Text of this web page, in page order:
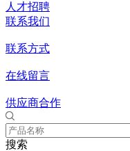
人才招聘
联系我们
联系方式
在线留言
供应商合作
搜索